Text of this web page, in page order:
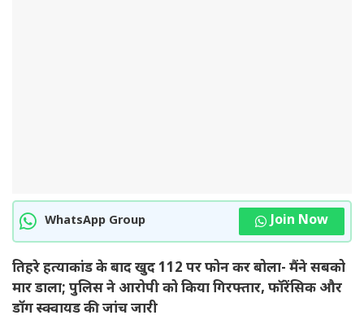
WhatsApp Group Join Now
तिहरे हत्याकांड के बाद खुद 112 पर फोन कर बोला- मैंने सबको
मार डाला; पुलिस ने आरोपी को किया गिरफ्तार, फॉरेंसिक और
डॉग स्क्वायड की जांच जारी